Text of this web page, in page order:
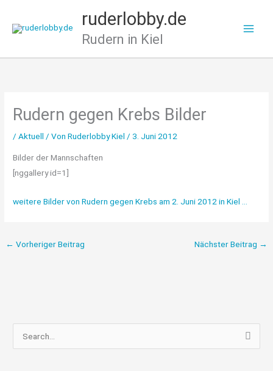
Inhalt
ruderlobby.de
Rudern in Kiel
Rudern gegen Krebs Bilder
/Aktuell / VonRuderlobby Kiel / 3. Juni 2012
Bilder der Mannschaften
[nggallery id=1]
weitere Bilder von Rudern gegen Krebs am 2. Juni 2012 in Kiel …
← Vorheriger Beitrag Nächster Beitrag →
u